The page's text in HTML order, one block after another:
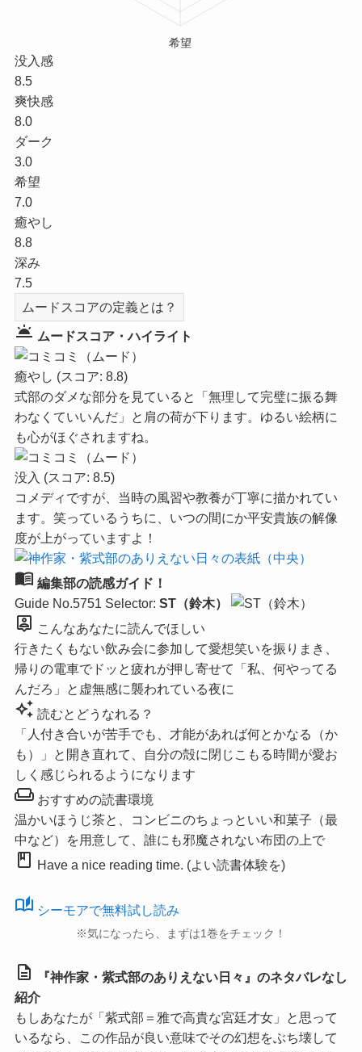
没入感
8.5
爽快感
8.0
ダーク
3.0
希望
7.0
癒やし
8.8
深み
7.5
ムードスコアの定義とは？
wb_twilight ムードスコア・ハイライト
癒やし (スコア: 8.8)
式部のダメな部分を見ていると「無理して完璧に振る舞
わなくていいんだ」と肩の荷が下ります。ゆるい絵柄に
も心がほぐされますね。
没入 (スコア: 8.5)
コメディですが、当時の風習や教養が丁寧に描かれてい
ます。笑っているうちに、いつの間にか平安貴族の解像
度が上がっていますよ！
menu_book 編集部の読感ガイド！
Guide No.5751 Selector: ST（鈴木）
person_pin
こんなあなたに読んでほしい
行きたくもない飲み会に参加して愛想笑いを振りまき、
帰りの電車でドッと疲れが押し寄せて「私、何やってる
んだろ」と虚無感に襲われている夜に
auto_awesome 読むとどうなれる？
「人付き合いが苦手でも、才能があれば何とかなる（か
も）」と開き直れて、自分の殻に閉じこもる時間が愛お
しく感じられるようになります
weekendおすすめの読書環境
温かいほうじ茶と、コンビニのちょっといい和菓子（最
中など）を用意して、誰にも邪魔されない布団の上で
book Have a nice reading time. (よい読書体験を)
auto_stories シーモアで無料試し読み
※気になったら、まずは1巻をチェック！
description
『神作家・紫式部のありえない日々』のネタバレなし
紹介
もしあなたが「紫式部＝雅で高貴な宮廷才女」と思って
いるなら、この作品が良い意味でその幻想をぶち壊して